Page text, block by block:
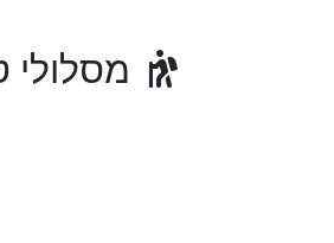
מסלולי